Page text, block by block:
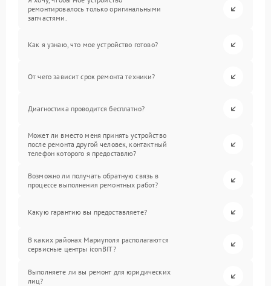
ремонтировалось только оригинальными
запчастями.
Как я узнаю, что мое устройство готово?
От чего зависит срок ремонта техники?
Диагностика проводится бесплатно?
Может ли вместо меня принять устройство
после ремонта другой человек, контактный
телефон которого я предоставлю?
Возможно ли получать обратную связь в
процессе выполнения ремонтных работ?
Какую гарантию вы предоставляете?
В каких районах Мариуполя располагаются
сервисные центры iconBIT?
Выполняете ли вы ремонт для юридических
лиц?